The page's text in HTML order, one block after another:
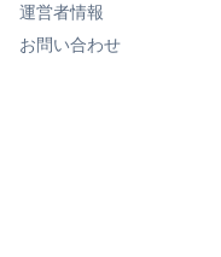
運営者情報
お問い合わせ